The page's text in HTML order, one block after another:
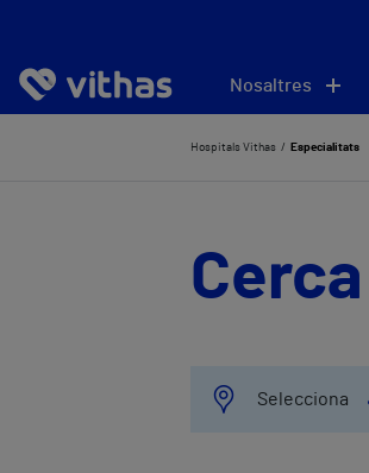
Nosaltres
Hospitals Vithas Especialitats
Selecciona